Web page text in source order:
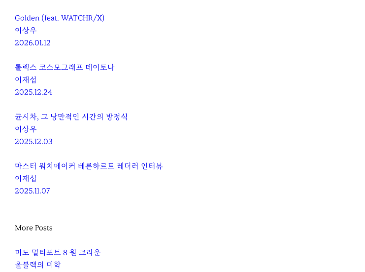
Golden (feat. WATCHR/X)
이상우
2026.01.12
롤렉스 코스모그래프 데이토나
이재섭
2025.12.24
균시차, 그 낭만적인 시간의 방정식
이상우
2025.12.03
마스터 워치메이커 베른하르트 레더러 인터뷰
이재섭
2025.11.07
More Posts
미도 멀티포트 8 원 크라운
올블랙의 미학